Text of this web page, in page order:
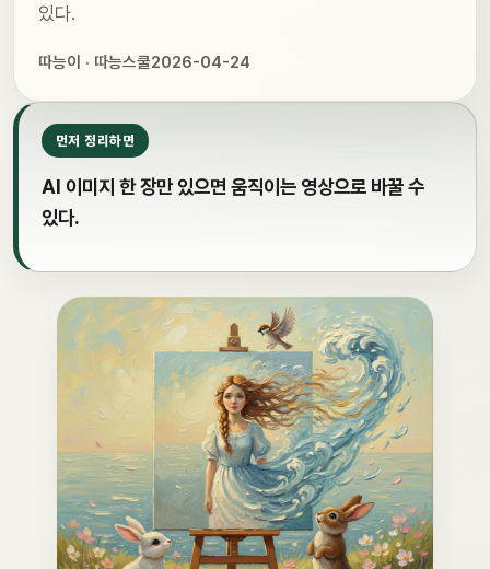
있다.
따능이 · 따능스쿨2026-04-24
먼저 정리하면
AI 이미지 한 장만 있으면 움직이는 영상으로 바꿀 수
있다.